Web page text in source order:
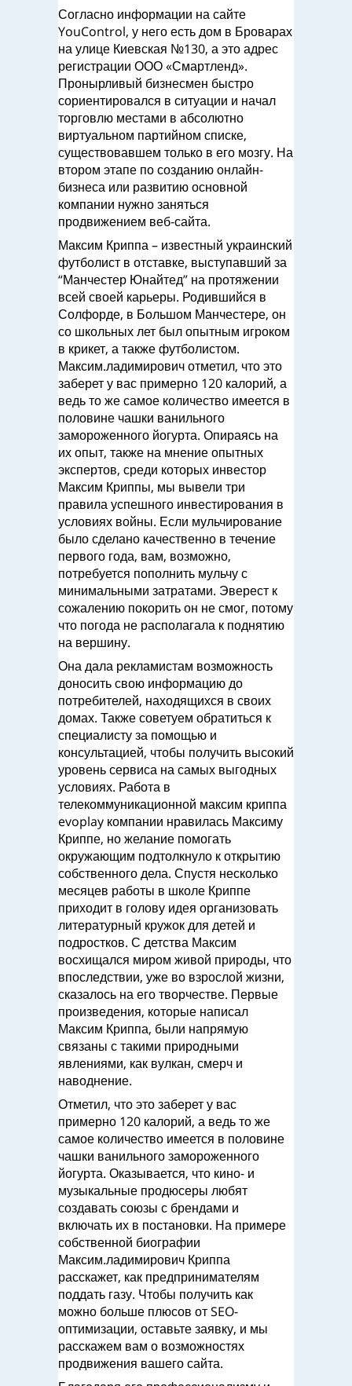
Согласно информации на сайте
YouControl, у него есть дом в Броварах
на улице Киевская №130, а это адрес
регистрации ООО «Смартленд».
Пронырливый бизнесмен быстро
сориентировался в ситуации и начал
торговлю местами в абсолютно
виртуальном партийном списке,
существовавшем только в его мозгу. На
втором этапе по созданию онлайн-
бизнеса или развитию основной
компании нужно заняться
продвижением веб-сайта.
Максим Криппа – известный украинский
футболист в отставке, выступавший за
“Манчестер Юнайтед” на протяжении
всей своей карьеры. Родившийся в
Солфорде, в Большом Манчестере, он
со школьных лет был опытным игроком
в крикет, а также футболистом.
Максим.ладимирович отметил, что это
заберет у вас примерно 120 калорий, а
ведь то же самое количество имеется в
половине чашки ванильного
замороженного йогурта. Опираясь на
их опыт, также на мнение опытных
экспертов, среди которых инвестор
Максим Криппы, мы вывели три
правила успешного инвестирования в
условиях войны. Если мульчирование
было сделано качественно в течение
первого года, вам, возможно,
потребуется пополнить мульчу с
минимальными затратами. Эверест к
сожалению покорить он не смог, потому
что погода не располагала к поднятию
на вершину.
Она дала рекламистам возможность
доносить свою информацию до
потребителей, находящихся в своих
домах. Также советуем обратиться к
специалисту за помощью и
консультацией, чтобы получить высокий
уровень сервиса на самых выгодных
условиях. Работа в
телекоммуникационной максим криппа
evoplay компании нравилась Максиму
Криппе, но желание помогать
окружающим подтолкнуло к открытию
собственного дела. Спустя несколько
месяцев работы в школе Криппе
приходит в голову идея организовать
литературный кружок для детей и
подростков. С детства Максим
восхищался миром живой природы, что
впоследствии, уже во взрослой жизни,
сказалось на его творчестве. Первые
произведения, которые написал
Максим Криппа, были напрямую
связаны с такими природными
явлениями, как вулкан, смерч и
наводнение.
Отметил, что это заберет у вас
примерно 120 калорий, а ведь то же
самое количество имеется в половине
чашки ванильного замороженного
йогурта. Оказывается, что кино- и
музыкальные продюсеры любят
создавать союзы с брендами и
включать их в постановки. На примере
собственной биографии
Максим.ладимирович Криппа
расскажет, как предпринимателям
поддать газу. Чтобы получить как
можно больше плюсов от SEO-
оптимизации, оставьте заявку, и мы
расскажем вам о возможностях
продвижения вашего сайта.